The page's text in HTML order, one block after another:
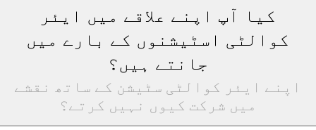
کیا آپ اپنے علاقے میں ایئر
کوالٹی اسٹیشنوں کے بارے میں
جانتے ہیں؟
اپنے ایئر کوالٹی سٹیشن کے ساتھ نقشے
میں شرکت کیوں نہیں کرتے؟